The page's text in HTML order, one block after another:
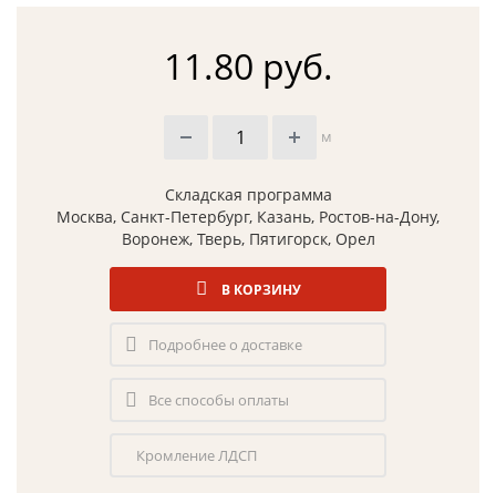
11.80 руб.
м
Складская программа
Москва, Санкт-Петербург, Казань, Ростов-на-Дону,
Воронеж, Тверь, Пятигорск, Орел
В КОРЗИНУ
Подробнее о доставке
Все способы оплаты
Кромление ЛДСП